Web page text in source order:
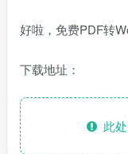
好啦，免费PDF转
下载地址：
此处